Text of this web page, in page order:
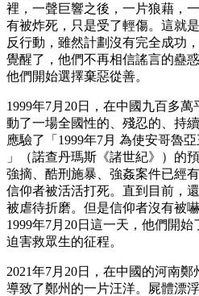
裡，一聲巨響之後，一片狼藉，
有被炸死，只是受了輕傷。這就
反行動，雖然計劃沒有完全成功
覺醒了，他們不再相信謠言的蠱
他們開始選擇棄惡從善。
1999年7月20日，在中國九百多
動了一場全國性的、殘忍的、持
應驗了「1999年7月 為使安哥魯
」（諾查丹瑪斯《諸世紀》）的
強摘、酷刑施暴、強姦案件已經
信仰者被活活打死。直到目前，
被虐待折磨。但是信仰者沒有被
1999年7月20日這一天，他們開
迫害救眾生的征程。
2021年7月20日，在中國的河南鄭
導致了鄭州的一片汪洋。屍體漂